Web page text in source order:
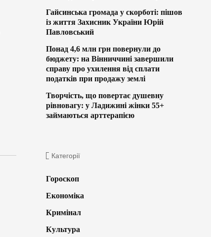
Гайсинська громада у скорботі: пішов
із життя Захисник України Юрій
Павловський
Понад 4,6 млн грн повернули до
бюджету: на Вінниччині завершили
справу про ухилення від сплати
податків при продажу землі
Творчість, що повертає душевну
рівновагу: у Ладижині жінки 55+
займаються арттерапією
Категорії
Гороскоп
Економіка
Кримінал
Культура